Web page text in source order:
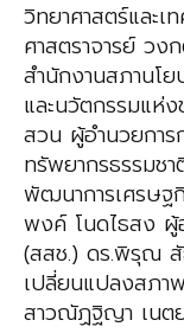
วิทยาศาสตร์และเ
ศาสตราจารย์ ว
สำนักงานสภานโ
และนวัตกรรมแห่
สวน ผู้อำนวยกา
ทรัพยากรธรรมช
พัฒนาการเศรษฐ
พงค์ โนดไธสง ผู้
(สสช.) ดร.พิรุณ
เปลี่ยนแปลงสภา
สาวณัฏฐิญา เนต